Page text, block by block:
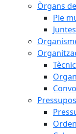
Òrgans
Ple